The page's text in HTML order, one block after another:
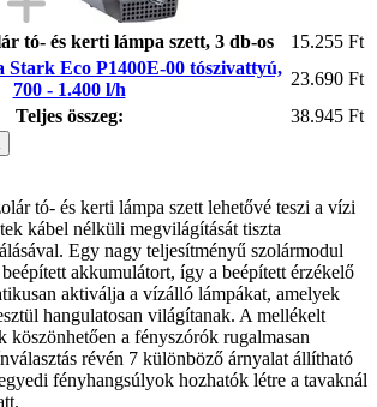
tó- és kerti lámpa szett, 3 db-os
15.255 Ft
Eco P1400E-00 tószivattyú,
700 - 1.400 l/h
23.690 Ft
Teljes összeg:
38.945 Ft
tó- és kerti lámpa szett lehetővé teszi a vízi
kábel nélküli megvilágítását tiszta
Egy nagy teljesítményű szolármodul
akkumulátort, így a beépített érzékelő
aktiválja a vízálló lámpákat, amelyek
hangulatosan világítanak. A mellékelt
köszönhetően a fényszórók rugalmasan
révén 7 különböző árnyalat állítható
fényhangsúlyok hozhatók létre a tavaknál